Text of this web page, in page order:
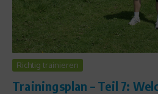
Richtig trainieren
Trainingsplan – Teil 7: